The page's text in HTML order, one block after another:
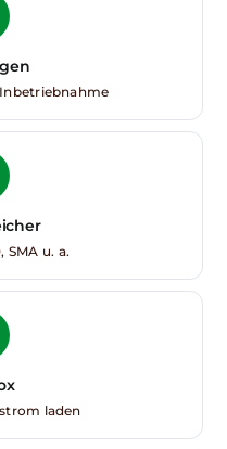
SMA u. a.
laden